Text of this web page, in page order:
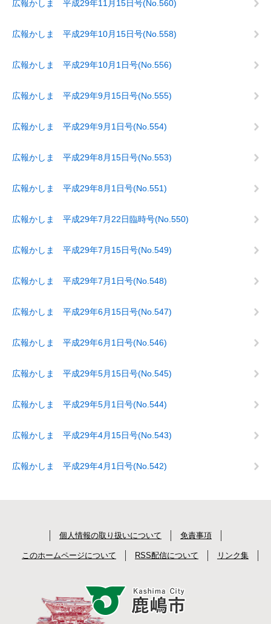
広報かしま 平成29年11月15日号(No.560)
広報かしま 平成29年10月15日号(No.558)
広報かしま 平成29年10月1日号(No.556)
広報かしま 平成29年9月15日号(No.555)
広報かしま 平成29年9月1日号(No.554)
広報かしま 平成29年8月15日号(No.553)
広報かしま 平成29年8月1日号(No.551)
広報かしま 平成29年7月22日臨時号(No.550)
広報かしま 平成29年7月15日号(No.549)
広報かしま 平成29年7月1日号(No.548)
広報かしま 平成29年6月15日号(No.547)
広報かしま 平成29年6月1日号(No.546)
広報かしま 平成29年5月15日号(No.545)
広報かしま 平成29年5月1日号(No.544)
広報かしま 平成29年4月15日号(No.543)
広報かしま 平成29年4月1日号(No.542)
個人情報の取り扱いについて 免責事項
このホームページについて RSS配信について リンク集